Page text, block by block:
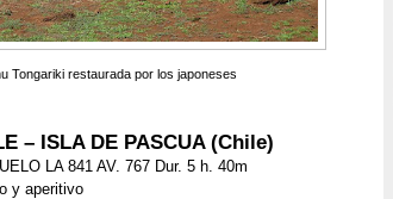
Tongariki restaurada por los japoneses
– ISLA DE PASCUA (Chile)
LA 841 AV. 767 Dur. 5 h. 40m
y aperitivo